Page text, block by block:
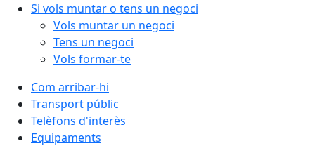
Si vols muntar o tens un negoci
Vols muntar un negoci
Tens un negoci
Vols formar-te
Com arribar-hi
Transport públic
Telèfons d'interès
Equipaments